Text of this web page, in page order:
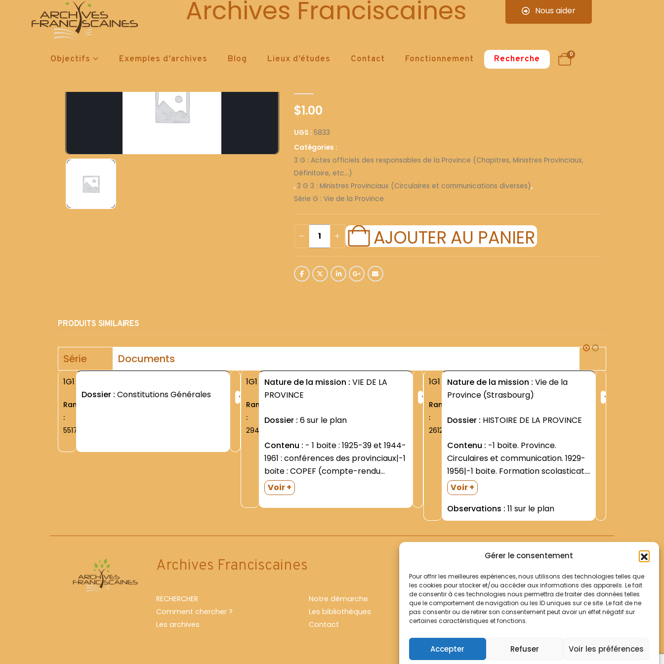
Gérer le consentement
Pour offrir les meilleures expériences, nous utilisons des technologies telles que
les cookies pour stocker et/ou accéder aux informations des appareils. Le fait
de consentir à ces technologies nous permettra de traiter des données telles
que le comportement de navigation ou les ID uniques sur ce site. Le fait de ne
pas consentir ou de retirer son consentement peut avoir un effet négatif sur
certaines caractéristiques et fonctions.
Accepter Refuser Voir les préférences
Archives Franciscaines Nous aider
Objectifs Exemples d’archives Blog Lieux d’études Contact Fonctionnement Recherche 0
5833
$1.00
UGS : 5833
Catégories :
3 G : Actes officiels des responsables de la Province (Chapitres, Ministres Provinciaux,
Définitoire, etc...)
,3 G 3 : Ministres Provinciaux (Circulaires et communications diverses),
Série G : Vie de la Province
AJOUTER AU PANIER
PRODUITS SIMILAIRES
Série Documents
1G1
Rang
:
5517
Dossier : Constitutions Générales +
1G1
Rang
:
2942
Nature de la mission : VIE DE LA
PROVINCE
Dossier : 6 sur le plan
Contenu :
1961 : conférences des provinciaux|-1
boite : COPEF (compte-rendu
officiel). 1962-1969|- 1 boite : COPEF
(comptes-rendus officiel). 1970-
1988|-1 boite : COPEF (compte-
de 1990 à 1993|-1 boite : COPEF- 1996-
Voir +
+
1G1
Rang
:
2612
Nature de la mission : Vie de la
Province (Strasbourg)
Dossier : HISTOIRE DE LA PROVINCE
Contenu :
Circulaires et communication. 1929-
1956|-1 boite. Formation scolasticat.
1963-1973|-1 boite. Province.
Circulaires provinciales (doubles)|-1
boite. Coutumiers- ordonnances-
statuts|-1 boite. Statistiques
provinciales|-1 boite. Circulaires
boite. 1914-1946. Circulaires
provinciales. Correspondance St
Pascal- Thuringe. Fulda-Metz|1899-
1915|-1 boite. Divers (brochures-...
Voir +
Observations : 11 sur le plan
+
Archives Franciscaines
RECHERCHER
Comment chercher ?
Les archives
Notre démarche
Les bibliothèques
Contact
Votre panier
Mentions légales
Politique de cookies
© Archives Franciscaines 2025